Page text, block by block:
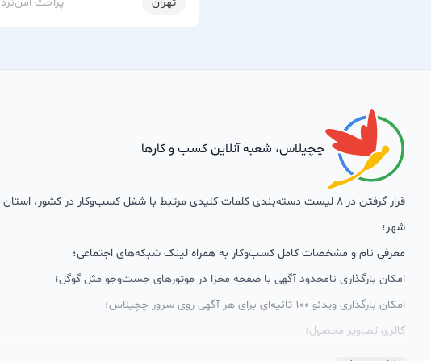
چچیلاس، شعبه آنلاین کسب و کارها
قرار گرفتن در 8 لیست دسته‌بندی کلمات کلیدی مرتبط با شغل کسب‌وکار در کشور،
شهر؛
معرفی نام و مشخصات کامل کسب‌وکار به همراه لینک شبکه‌های اجتماعی؛
امکان بارگذاری نامحدود آگهی با صفحه مجزا در موتورهای جست‌وجو مثل گوگل؛
امکان بارگذاری ویدئو 100 ثانیه‌ای برای هر آگهی روی سرور چچیلاس؛
گالری تصاویر محصول؛
امکان دسته‌بندی آگهی‌ها